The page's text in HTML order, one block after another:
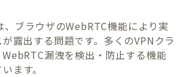
、ブラウザのWebRTC機能により実
露出する問題です。多くのVPNクラ
漏洩を検出・防止する機能
ます。